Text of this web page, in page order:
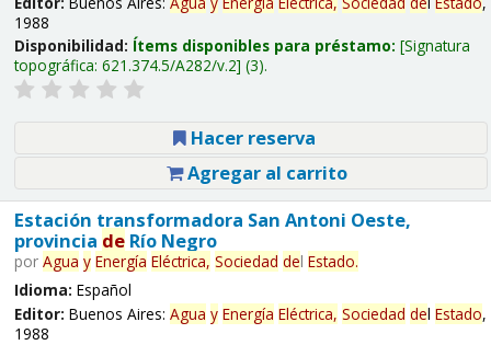
1988
Disponibilidad: Ítems disponibles para préstamo: Signatura
topográfica: 621.374.5/A282/v.2 (3).
Hacer reserva
Agregar al carrito
Estación transformadora San Antoni Oeste,
provincia deRío Negro
por Agua y Energía Eléctrica, Sociedad del Estado.
Idioma: Español
Editor: Buenos Aires: Agua y Energía Eléctrica, Sociedad del Estado,
1988